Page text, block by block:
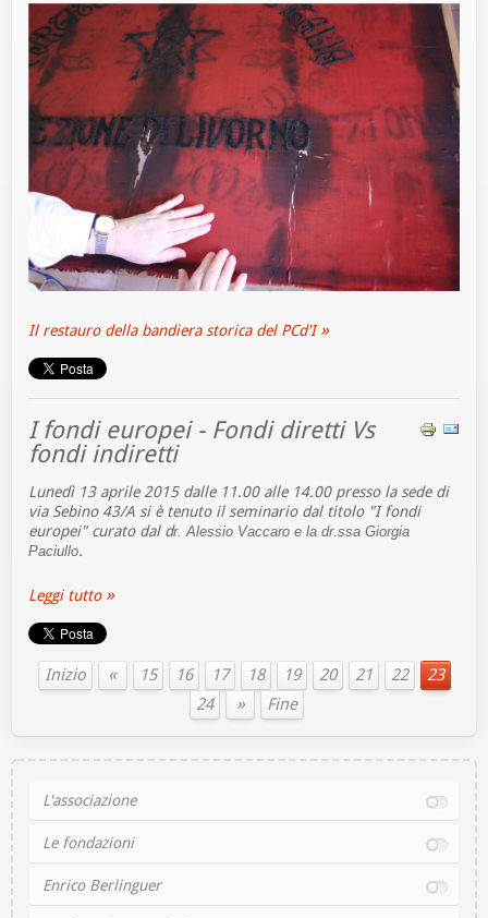
Il restauro della bandiera storica del PCd'I
I fondi europei - Fondi diretti Vs
fondi indiretti
Lunedì 13 aprile 2015 dalle 11.00 alle 14.00 presso la sede di
via Sebino 43/A si è tenuto il seminario dal titolo "I fondi
europei" curato dal dr. Alessio Vaccaro e la dr.ssa Giorgia
Paciullo.
Leggi tutto
Inizio « 15 16 17 18 19 20 21 22
23
24
» Fine
L'associazione
Le fondazioni
Enrico Berlinguer